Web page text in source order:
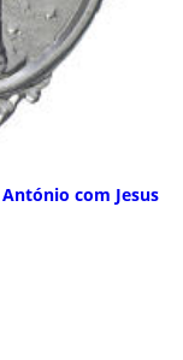
com Jesus